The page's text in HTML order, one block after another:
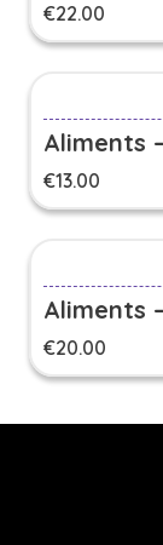
€22.00
Aliments
€13.00
Aliments
€20.00